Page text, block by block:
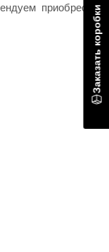
приобрести
на популярных
магазине
Заказать коробки